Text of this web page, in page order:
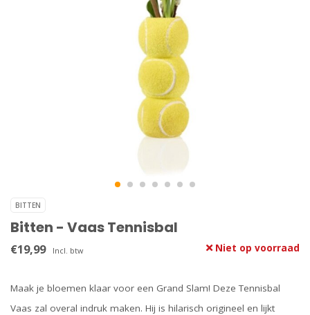
BITTEN
Bitten - Vaas Tennisbal
€19,99 Incl. btw Niet op voorraad
Maak je bloemen klaar voor een Grand Slam! Deze Tennisbal
Vaas zal overal indruk maken. Hij is hilarisch origineel en lijkt